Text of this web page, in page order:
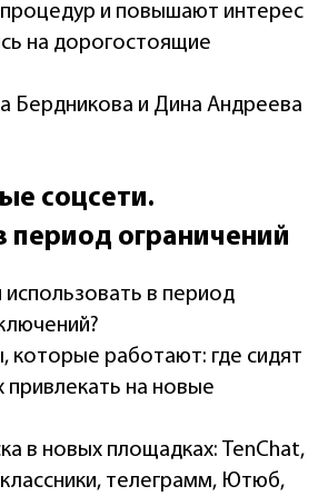
и повышают интерес
на дорогостоящие
Бердникова и Дина Андреева
соцсети.
период ограничений
в период
работают: где сидят
привлекать на новые
в новых площадках: TenChat,
телеграмм, Ютюб,